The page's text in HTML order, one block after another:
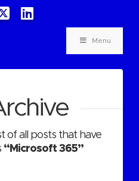
X LinkedIn
Menu
of all posts that have
“Microsoft 365”